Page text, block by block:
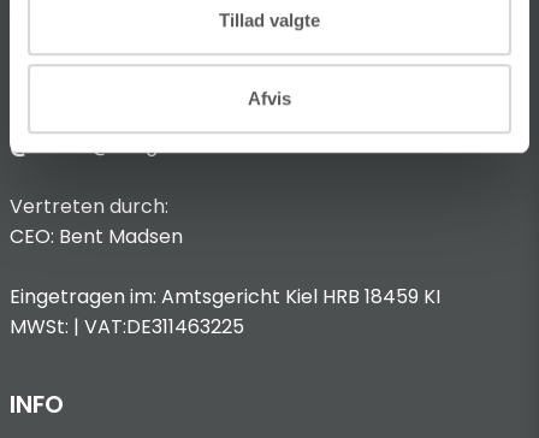
Tillad valgte
Afvis
@:dach@folsgaard.com
Vertreten durch:
CEO: Bent Madsen
Eingetragen im: Amtsgericht Kiel HRB 18459 KI
MWSt: | VAT:DE311463225
INFO